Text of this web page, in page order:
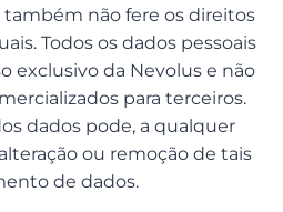
não fere os direitos
Todos os dados pessoais
exclusivo da Nevolus e não
para terceiros.
dados pode, a qualquer
ou remoção de tais
de dados.